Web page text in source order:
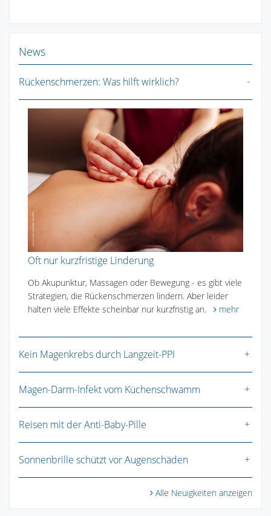
News
Rückenschmerzen: Was hilft wirklich?
Oft nur kurzfristige Linderung
Ob Akupunktur, Massagen oder Bewegung - es gibt viele
Strategien, die Rückenschmerzen lindern. Aber leider
halten viele Effekte scheinbar nur kurzfristig an.
mehr
Kein Magenkrebs durch Langzeit-PPI
Magen-Darm-Infekt vom Küchenschwamm
Reisen mit der Anti-Baby-Pille
Sonnenbrille schützt vor Augenschäden
Alle Neuigkeiten anzeigen